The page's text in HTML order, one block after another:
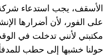
الأسقف، يجب استدعاء
على الفور، لأن أضرارها
مكتبتي لأنني تدخلت في
حولنا خشبها إلى حطب